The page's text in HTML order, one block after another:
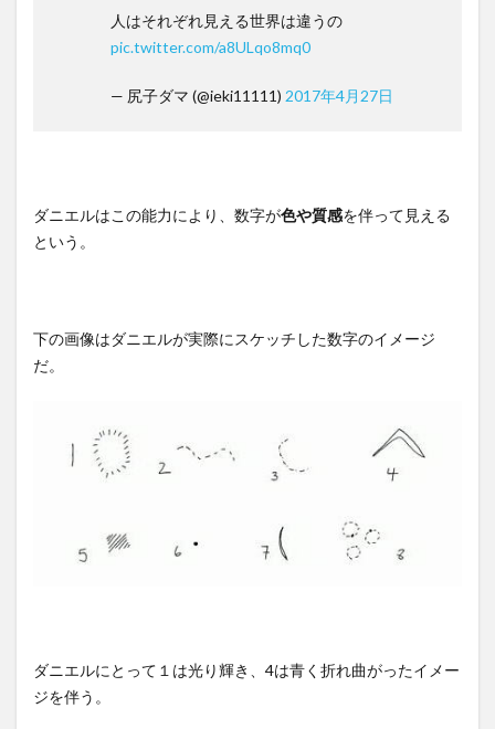
人はそれぞれ見える世界は違うの
pic.twitter.com/a8ULqo8mq0
— 尻子ダマ (@ieki11111) 2017年4月27日
ダニエルはこの能力により、数字が色や質感を伴って見える
という。
下の画像はダニエルが実際にスケッチした数字のイメージ
だ。
ダニエルにとって１は光り輝き、4は青く折れ曲がったイメー
ジを伴う。